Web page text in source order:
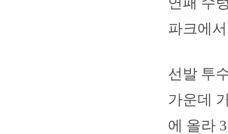
파크에
선발 투
가운데
에 올라